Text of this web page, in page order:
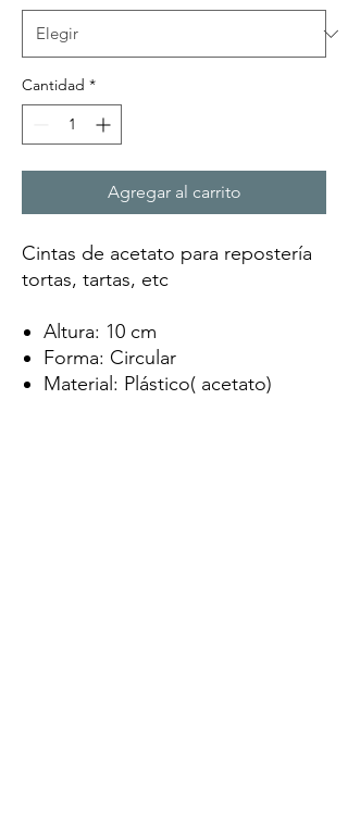
Cantidad *
Agregar al carrito
Cintas de acetato para repostería
tortas, tartas, etc
Altura: 10 cm
Forma: Circular
Material: Plástico( acetato)